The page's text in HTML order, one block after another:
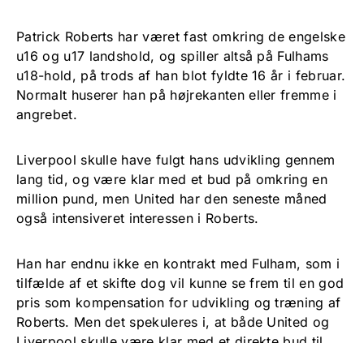
Patrick Roberts har været fast omkring de engelske
u16 og u17 landshold, og spiller altså på Fulhams
u18-hold, på trods af han blot fyldte 16 år i februar.
Normalt huserer han på højrekanten eller fremme i
angrebet.
Liverpool skulle have fulgt hans udvikling gennem
lang tid, og være klar med et bud på omkring en
million pund, men United har den seneste måned
også intensiveret interessen i Roberts.
Han har endnu ikke en kontrakt med Fulham, som i
tilfælde af et skifte dog vil kunne se frem til en god
pris som kompensation for udvikling og træning af
Roberts. Men det spekuleres i, at både United og